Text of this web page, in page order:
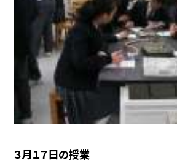
３月１７日の授業